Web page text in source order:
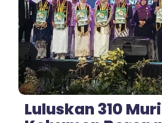
No
Luluskan 310